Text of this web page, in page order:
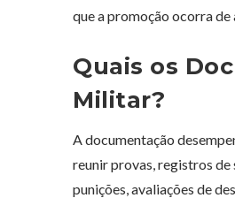
que a promoção ocorra
Quais os
Militar?
A documentação
reunir provas, registros
punições, avaliações de